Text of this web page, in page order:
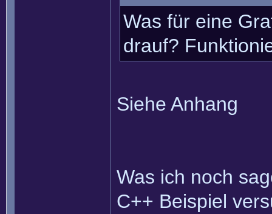
Was für eine
drauf?
Siehe Anhang
Was ich noch
C++ Beispiel